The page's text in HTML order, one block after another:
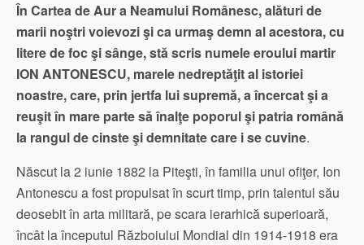
În Cartea de Aur a Neamului Românesc, alături de
marii noştri voievozi şi ca urmaş demn al acestora, cu
litere de foc şi sânge, stă scris numele eroului martir
ION ANTONESCU, marele nedreptăţit al istoriei
noastre, care, prin jertfa lui supremă, a încercat şi a
reuşit în mare parte să înalţe poporul şi patria română
la rangul de cinste şi demnitate care i se cuvine.
Născut la 2 iunie 1882 la Piteşti, în familia unui ofiţer, Ion
Antonescu a fost propulsat în scurt timp, prin talentul său
deosebit în arta militară, pe scara ierarhică superioară,
încât la începutul Războiului Mondial din 1914-1918 era